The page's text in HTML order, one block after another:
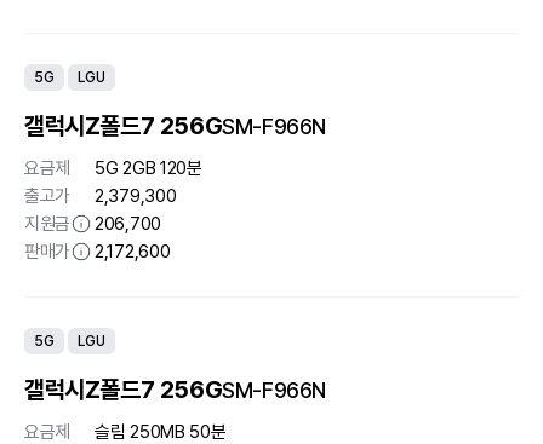
5G LGU
갤럭시Z폴드7 256GSM-F966N
요금제
5G 2GB 120분
출고가
2,379,300
지원금
206,700
판매가
2,172,600
5G LGU
갤럭시Z폴드7 256GSM-F966N
요금제
슬림 250MB 50분